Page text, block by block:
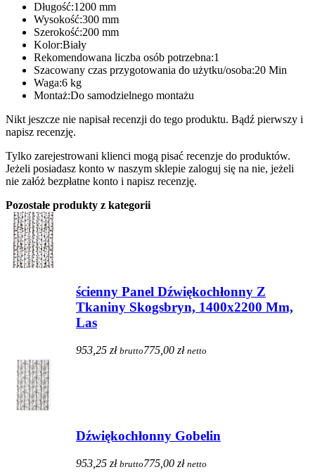
Długość:1200 mm
Wysokość:300 mm
Szerokość:200 mm
Kolor:Biały
Rekomendowana liczba osób potrzebna:1
Szacowany czas przygotowania do użytku/osoba:20 Min
Waga:6 kg
Montaż:Do samodzielnego montażu
Nikt jeszcze nie napisał recenzji do tego produktu. Bądź pierwszy i
napisz recenzję.
Tylko zarejestrowani klienci mogą pisać recenzje do produktów.
Jeżeli posiadasz konto w naszym sklepie zaloguj się na nie, jeżeli
nie załóż bezpłatne konto i napisz recenzję.
Pozostałe produkty z kategorii
ścienny Panel Dźwiękochłonny Z
Tkaniny Skogsbryn, 1400x2200 Mm,
Las
953,25 zł brutto775,00 zł netto
Dźwiękochłonny Gobelin
953,25 zł brutto775,00 zł netto